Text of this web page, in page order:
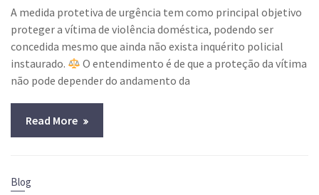
A medida protetiva de urgência tem como principal objetivo
proteger a vítima de violência doméstica, podendo ser
concedida mesmo que ainda não exista inquérito policial
instaurado.
O entendimento é de que a proteção da vítima
não pode depender do andamento da
Read More
Blog